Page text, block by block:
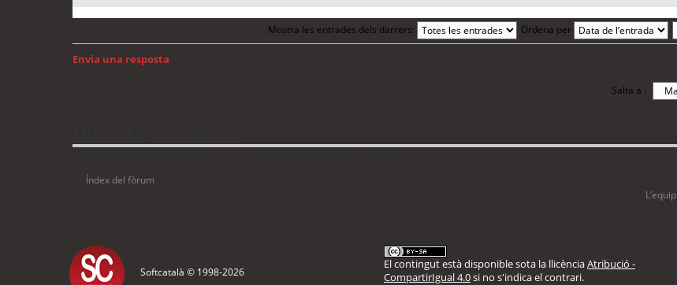
Mostra les entrades dels darrers: Ordena per
Envia una resposta
Salta a :
Índex del fòrum
L’equip
Softcatalà © 1998-2026
El contingut està disponible sota la llicènciaAtribució -
CompartirIgual 4.0si no s'indica el contrari.